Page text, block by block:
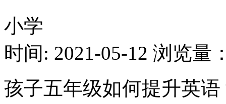
小学
时间: 2021-05-12 浏览量
孩子五年级如何提升英